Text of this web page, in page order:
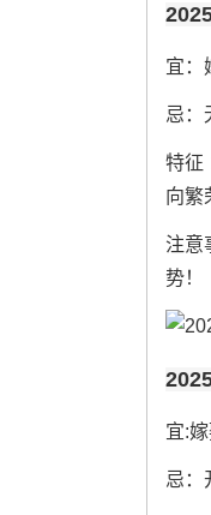
宜：
忌：
特征
向繁
注意
势！
宜:
忌：